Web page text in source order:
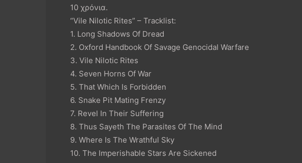
10 χρόνια.
“Vile Nilotic Rites” – Tracklist:
1. Long Shadows Of Dread
2. Oxford Handbook Of Savage Genocidal Warfare
3. Vile Nilotic Rites
4. Seven Horns Of War
5. That Which Is Forbidden
6. Snake Pit Mating Frenzy
7. Revel In Their Suffering
8. Thus Sayeth The Parasites Of The Mind
9. Where Is The Wrathful Sky
10. The Imperishable Stars Are Sickened